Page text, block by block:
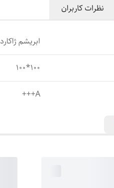
نظرات کاربران
ابریشم ژاکارد
100*100
A+++